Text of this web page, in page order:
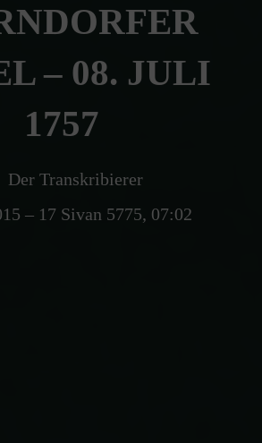
– 08. JULI
1757
Der Transkribierer
– 17 Sivan 5775, 07:02